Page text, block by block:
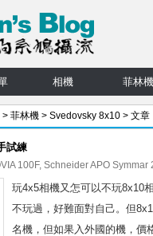
相機 菲林機
> 菲林機 > Svedovsky 8x10 > 文章
試練
100F, Schneider APO Symmar
玩4x5相機又怎可以不玩8x10
不玩過，好難面對自己。但
名機，但如果入外國的機，價